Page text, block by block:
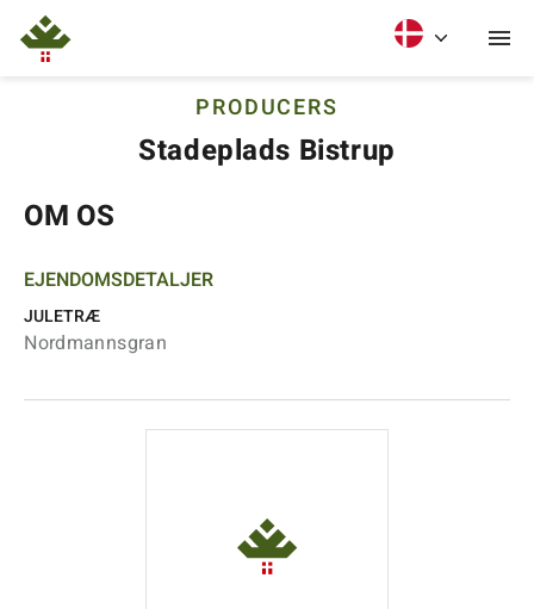
PRODUCERS
Stadeplads Bistrup
OM OS
EJENDOMSDETALJER
JULETRÆ
Nordmannsgran